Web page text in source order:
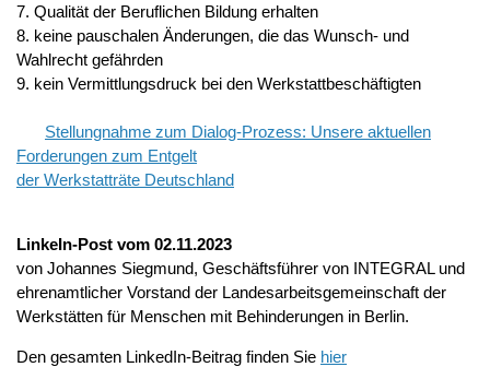
7. Qualität der Beruflichen Bildung erhalten
8. keine pauschalen Änderungen, die das Wunsch- und
Wahlrecht gefährden
9. kein Vermittlungsdruck bei den Werkstattbeschäftigten
Stellungnahme zum Dialog-Prozess: Unsere aktuellen
Forderungen zum Entgelt
der Werkstatträte Deutschland
LinkeIn-Post vom 02.11.2023
von Johannes Siegmund, Geschäftsführer von INTEGRAL und
ehrenamtlicher Vorstand der Landesarbeitsgemeinschaft der
Werkstätten für Menschen mit Behinderungen in Berlin.
Den gesamten LinkedIn-Beitrag finden Sie hier